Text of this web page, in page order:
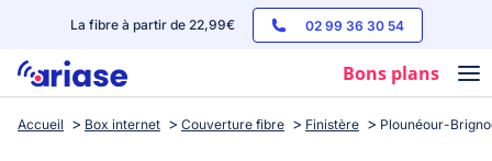
La fibre à partir de 22,99€ 02 99 36 30 54
Bons plans
Box internet
Accueil Box internet Couverture fibre Finistère Plounéour-